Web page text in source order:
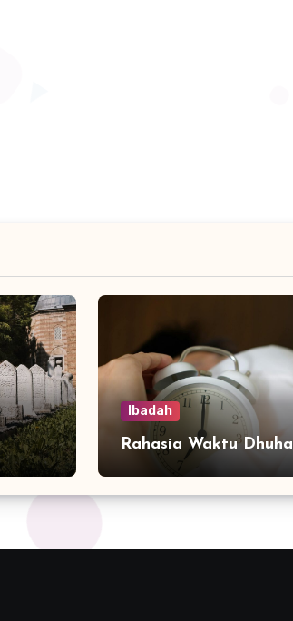
Ibadah
Rahasia Waktu Dhuha